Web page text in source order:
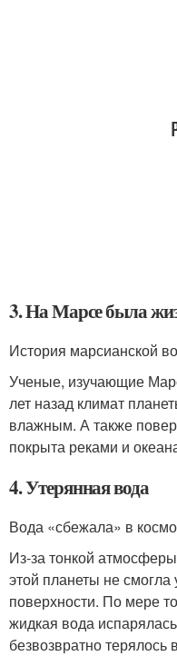
3. На Марсе была
История марсианской
Ученые, изучающие
лет назад климат
влажным. А также
покрыта реками и
4. Утерянная вода
Вода «сбежала» в
Из-за тонкой
этой планеты не
поверхности. По мере
жидкая вода
безвозвратно терялось